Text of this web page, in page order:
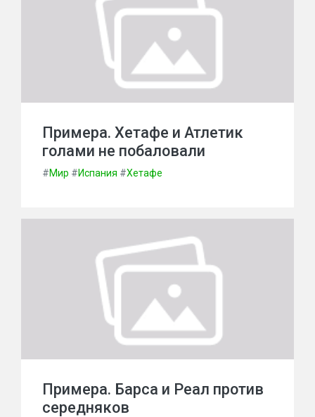
Примера. Хетафе и Атлетик
голами не побаловали
#Мир #Испания #Хетафе
Примера. Барса и Реал против
середняков